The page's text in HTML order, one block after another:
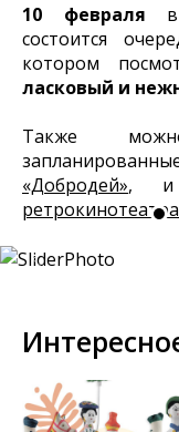
10 февраля в
состоится
котором
ласковый и
Также
«Добродей», и